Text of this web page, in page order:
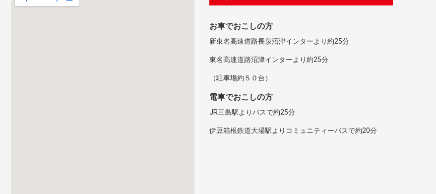
お車でおこしの方
新東名高速道路長泉沼津インターより約25分
東名高速道路沼津インターより約25分
（駐車場約５０台）
電車でおこしの方
JR三島駅よりバスで約25分
伊豆箱根鉄道大場駅よりコミュニティーバスで約20分